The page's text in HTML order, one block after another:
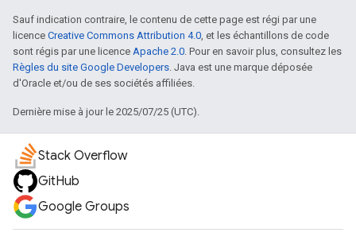
Sauf indication contraire, le contenu de cette page est régi par une
licence Creative Commons Attribution 4.0, et les échantillons de code
sont régis par une licence Apache 2.0. Pour en savoir plus, consultez les
Règles du site Google Developers. Java est une marque déposée
d'Oracle et/ou de ses sociétés affiliées.
Dernière mise à jour le 2025/07/25 (UTC).
Stack Overflow
GitHub
Google Groups